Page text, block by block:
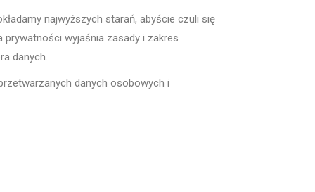
najwyższych starań, abyście czuli się
wyjaśnia zasady i zakres
danych.
danych osobowych i